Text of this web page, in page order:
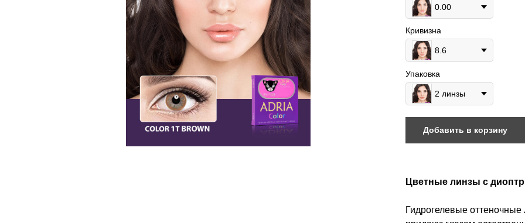
0.00
Кривизна
8.6
Упаковка
2 линзы
Добавить в корзину
Цветные линзы с
Гидрогелевые